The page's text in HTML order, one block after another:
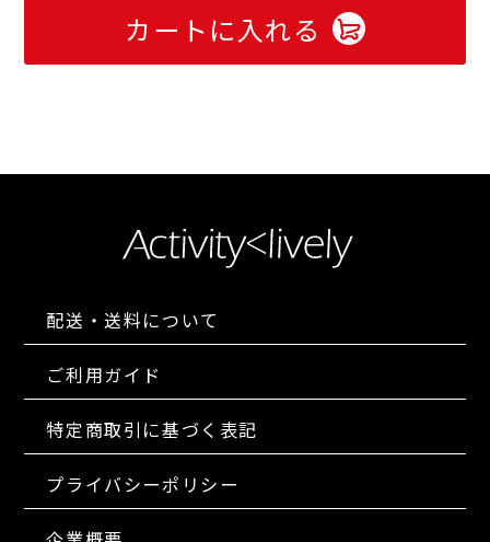
カートに入れる
配送・送料について
ご利用ガイド
特定商取引に基づく表記
プライバシーポリシー